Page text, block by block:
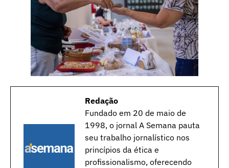
Redação
Fundado em 20 de maio de
1998, o jornal A Semana pauta
seu trabalho jornalístico nos
princípios da ética e
profissionalismo, oferecendo